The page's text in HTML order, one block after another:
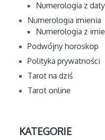
Numerologia z
Numerologia imienia
Numerologia z
Podwójny horoskop
Polityka prywatności
Tarot na dziś
Tarot online
KATEGORIE